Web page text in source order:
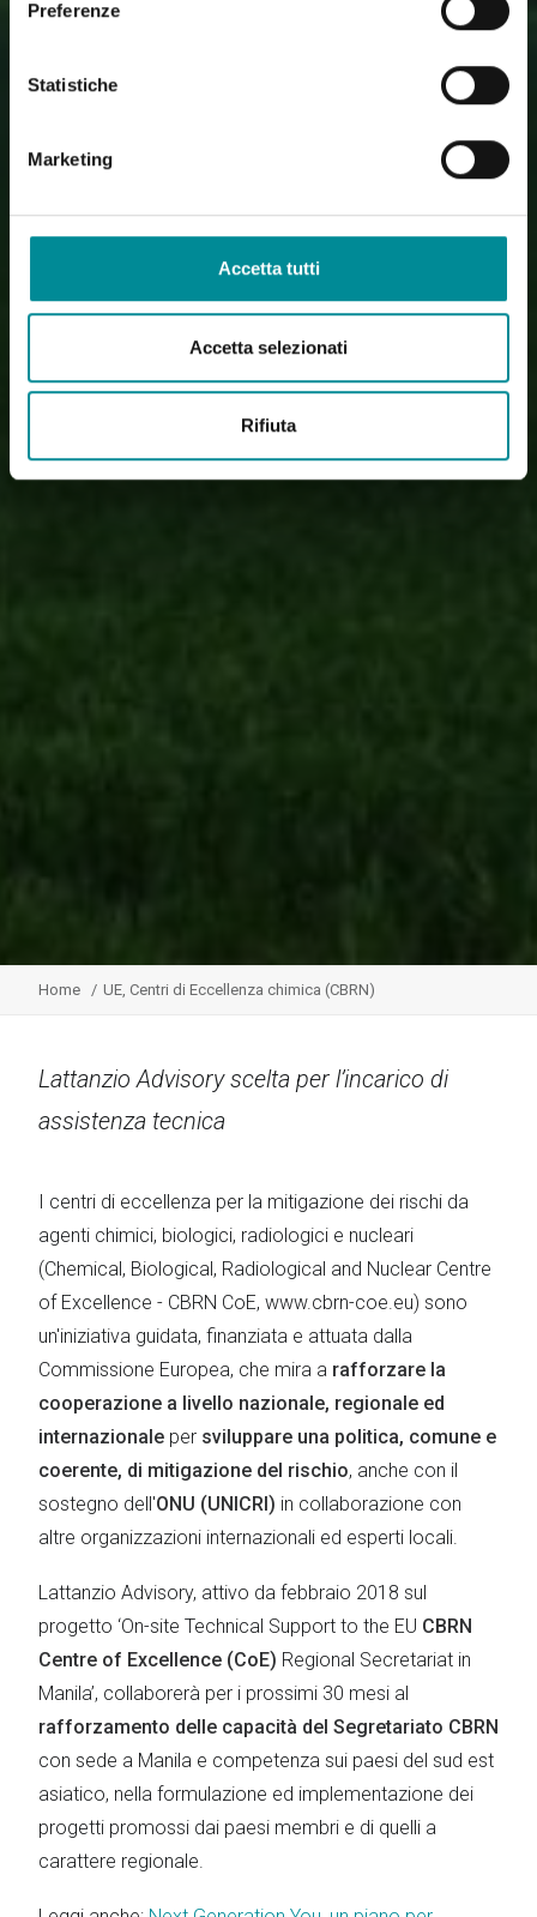
Preferenze
Statistiche
Marketing
Accetta tutti
Accetta selezionati
Rifiuta
Home UE, Centri di Eccellenza chimica (CBRN)
Lattanzio Advisory scelta per l’incarico di
assistenza tecnica
I centri di eccellenza per la mitigazione dei rischi da
agenti chimici, biologici, radiologici e nucleari
(Chemical, Biological, Radiological and Nuclear Centre
of Excellence - CBRN CoE, www.cbrn-coe.eu) sono
un'iniziativa guidata, finanziata e attuata dalla
Commissione Europea, che mira a rafforzare la
cooperazione a livello nazionale, regionale ed
internazionale per sviluppare una politica, comune e
coerente, di mitigazione del rischio, anche con il
sostegno dell'ONU (UNICRI) in collaborazione con
altre organizzazioni internazionali ed esperti locali.
Lattanzio Advisory, attivo da febbraio 2018 sul
progetto ‘On-site Technical Support to the EU CBRN
Centre of Excellence (CoE) Regional Secretariat in
Manila’, collaborerà per i prossimi 30 mesi al
rafforzamento delle capacità del Segretariato CBRN
con sede a Manila e competenza sui paesi del sud est
asiatico, nella formulazione ed implementazione dei
progetti promossi dai paesi membri e di quelli a
carattere regionale.